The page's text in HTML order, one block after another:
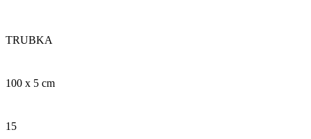
TRUBKA
100 x 5 cm
15